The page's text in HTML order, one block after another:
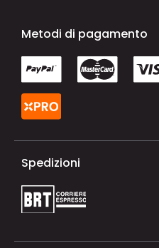
Metodi di pagamento
Spedizioni